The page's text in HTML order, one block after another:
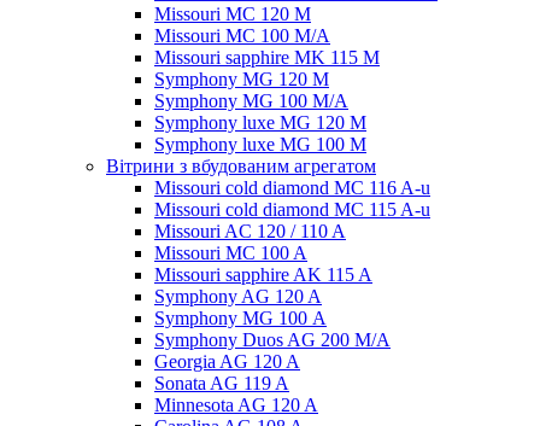
Missouri MC 120 M
Missouri MC 100 M/A
Missouri sapphire MK 115 M
Symphony MG 120 M
Symphony MG 100 M/А
Symphony luxe MG 120 M
Symphony luxe MG 100 M
Вітрини з вбудованим агрегатом
Missouri cold diamond MC 116 A-u
Missouri cold diamond MC 115 A-u
Missouri AC 120 / 110 A
Missouri MC 100 A
Missouri sapphire AK 115 A
Symphony AG 120 A
Symphony MG 100 А
Symphony Duos AG 200 M/A
Georgia AG 120 A
Sonata AG 119 A
Minnesota AG 120 A